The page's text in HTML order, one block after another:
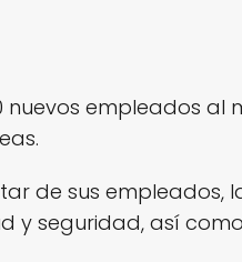
empleados al
de sus empleados,
y seguridad, así